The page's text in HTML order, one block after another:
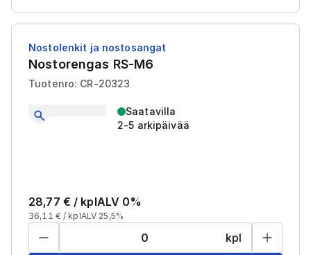
Nostolenkit ja nostosangat
Nostorengas RS-M6
Tuotenro: CR-20323
Saatavilla
2-5 arkipäivää
28,77 € / kplALV 0%
36,11 € / kplALV 25,5%
kpl